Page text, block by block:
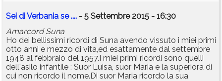
Sei di Verbania se .... - 5 Settembre 2015 - 16:30
Amarcord Suna
Ho dei bellissimi ricordi di Suna avendo vissuto i miei primi
otto anni e mezzo di vita,ed esattamente dal settembre
1948 al febbraio del 1957.I miei primi ricordi sono quelli
dell'asilo infantile : Suor Luisa, suor Maria e la superiora di
cui non ricordo il nome.Di suor Maria ricordo la sua